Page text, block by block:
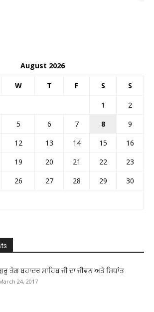
August 2026
W T F S S
1
2
5 6 7 8
9
12 13 14 15
16
19 20 21 22
23
26 27 28 29
30
ਤੇਗ ਬਹਾਦਰ ਸਾਹਿਬ ਜੀ ਦਾ ਜੀਵਨ ਅਤੇ ਸਿਧਾਂਤ
24, 2017